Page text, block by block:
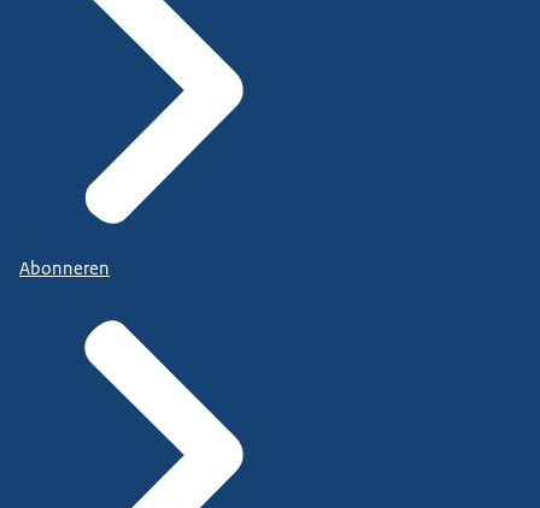
Abonneren